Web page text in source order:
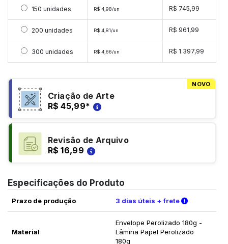
Selecionar 150 unidades
150 unidades R$ 4,98/un R$ 745,99
Selecionar 200 unidades
200 unidades R$ 4,81/un R$ 961,99
Selecionar 300 unidades
300 unidades R$ 4,66/un R$ 1.397,99
NOVO
Criação de Arte
R$ 45,99*
Revisão de Arquivo
R$ 16,99
Especificações do Produto
Prazo de produção 3 dias úteis + frete Verifique
Material
Envelope Perolizado 180g -
Lâmina Papel Perolizado
180g